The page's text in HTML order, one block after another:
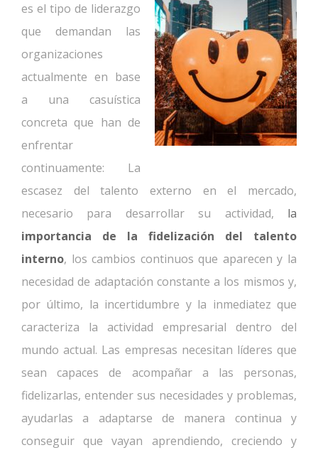
es el tipo de liderazgo
que demandan las
organizaciones
actualmente en base
a una casuística
concreta que han de
enfrentar
continuamente: La
escasez del talento externo en el mercado,
necesario para desarrollar su actividad, la
importancia de la fidelización del talento
interno, los cambios continuos que aparecen y la
necesidad de adaptación constante a los mismos y,
por último, la incertidumbre y la inmediatez que
caracteriza la actividad empresarial dentro del
mundo actual. Las empresas necesitan líderes que
sean capaces de acompañar a las personas,
fidelizarlas, entender sus necesidades y problemas,
ayudarlas a adaptarse de manera continua y
conseguir que vayan aprendiendo, creciendo y